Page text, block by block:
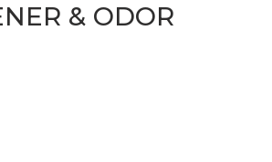
& ODOR